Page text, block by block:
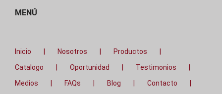
MENÚ
Inicio Nosotros
Productos
Catalogo
Oportunidad
Testimonios
Medios
FAQs Blog
Contacto